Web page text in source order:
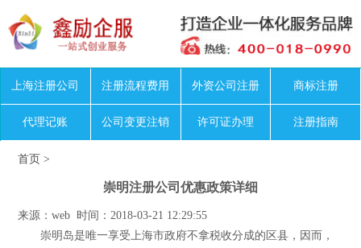
上海注册公司 注册流程费用 外资公司注册 商标注册
代理记账 公司变更注销 许可证办理 注册指南
首页 >
崇明注册公司优惠政策详细
来源：web 时间：2018-03-21 12:29:55
崇明岛是唯一享受上海市政府不拿税收分成的区县，因而，